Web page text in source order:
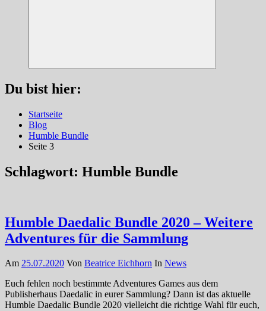
Suchen
Du bist hier:
Startseite
Blog
Humble Bundle
Seite 3
Schlagwort: Humble Bundle
Humble Daedalic Bundle 2020 – Weitere
Adventures für die Sammlung
Am 25.07.2020 Von Beatrice Eichhorn In News
Euch fehlen noch bestimmte Adventures Games aus dem
Publisherhaus Daedalic in eurer Sammlung? Dann ist das aktuelle
Humble Daedalic Bundle 2020 vielleicht die richtige Wahl für euch,